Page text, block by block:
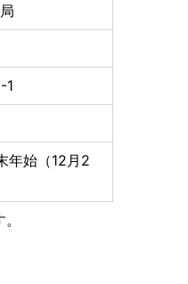
1
年始（12月2